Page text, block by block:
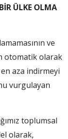
ÜLKE OLMA
ve
otomatik olarak
en aza indirmeyi
vurgulayan
toplumsal
olarak,